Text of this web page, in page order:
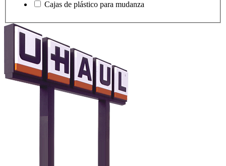
Cajas de plástico para mudanza